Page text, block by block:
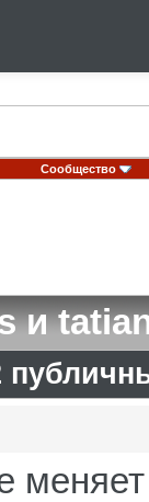
Сообщество
и